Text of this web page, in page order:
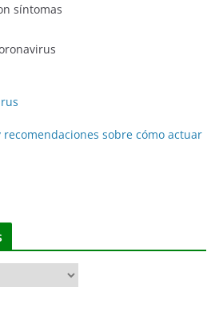
síntomas
sobre cómo actuar